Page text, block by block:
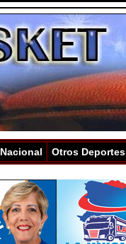
Nacional Otros Deportes